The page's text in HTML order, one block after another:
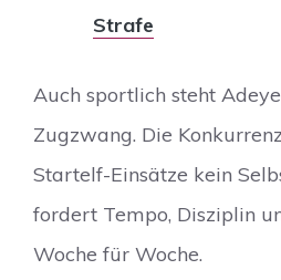
Strafe
Auch sportlich steht
Zugzwang. Die
Startelf-Einsätze kein
fordert Tempo, Disziplin
Woche für Woche.